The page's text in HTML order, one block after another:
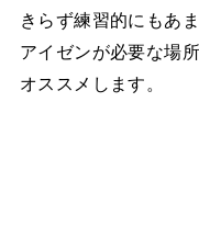
きらず練習的にもあ
アイゼンが必要な場
オススメします。